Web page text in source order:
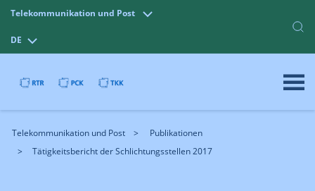
Telekommunikation und Post
DE
Telekommunikation und Post
Publikationen
Tätigkeitsbericht der Schlichtungsstellen 2017